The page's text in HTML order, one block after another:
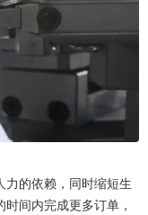
力的依赖，同时缩短生
间内完成更多订单，